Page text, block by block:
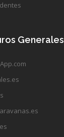
Generales